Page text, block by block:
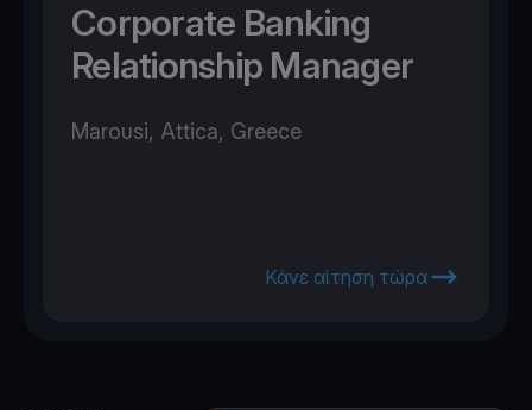
Corporate Banking
Relationship Manager
Marousi, Attica, Greece
Κάνε αίτηση τώρα